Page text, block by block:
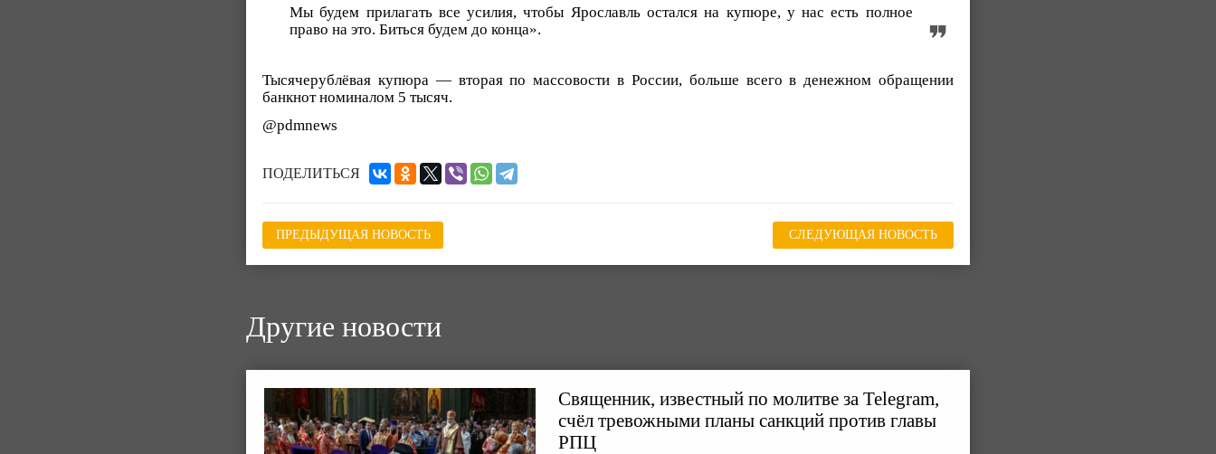
Мы будем прилагать все усилия, чтобы Ярославль остался на купюре, у нас есть полное
право на это. Биться будем до конца».
Тысячерублёвая купюра — вторая по массовости в России, больше всего в денежном обращении
банкнот номиналом 5 тысяч.
@pdmnews
ПОДЕЛИТЬСЯ
ПРЕДЫДУЩАЯ НОВОСТЬ СЛЕДУЮЩАЯ НОВОСТЬ
Другие новости
Священник, известный по молитве за Telegram,
счёл тревожными планы санкций против главы
РПЦ